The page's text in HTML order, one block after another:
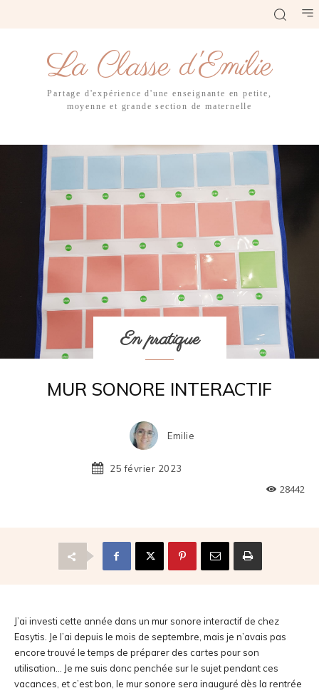
La Classe d'Emilie
Partage d'expérience d'une enseignante en petite,
moyenne et grande section de maternelle
En pratique
MUR SONORE INTERACTIF
Emilie
28442
25 février 2023
J’ai investi cette année dans un mur sonore interactif de chez
Easytis. Je l’ai depuis le mois de septembre, mais je n’avais pas
encore trouvé le temps de préparer des cartes pour son
utilisation… Je me suis donc penchée sur le sujet pendant ces
vacances, et c’est bon, le mur sonore sera inauguré dès la rentrée